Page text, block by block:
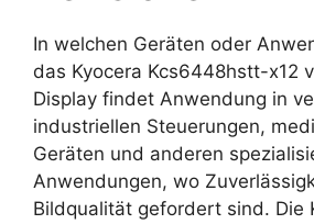
In welchen Geräten oder
das Kyocera Kcs6448hstt-x12
Display findet Anwendung in
industriellen Steuerungen,
Geräten und anderen
Anwendungen, wo
Bildqualität gefordert sind. Die